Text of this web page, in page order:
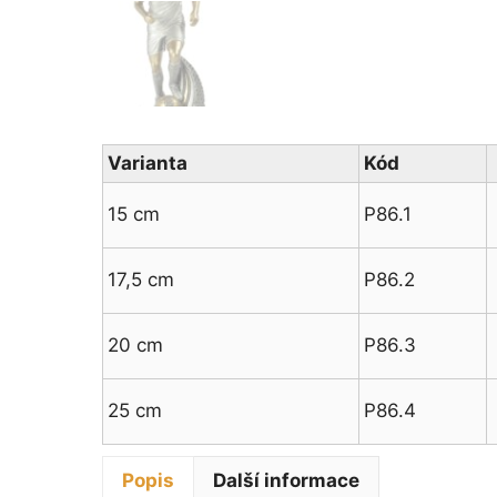
Varianta Kód
15 cm P86.1
17,5 cm P86.2
20 cm P86.3
25 cm P86.4
Popis Další informace